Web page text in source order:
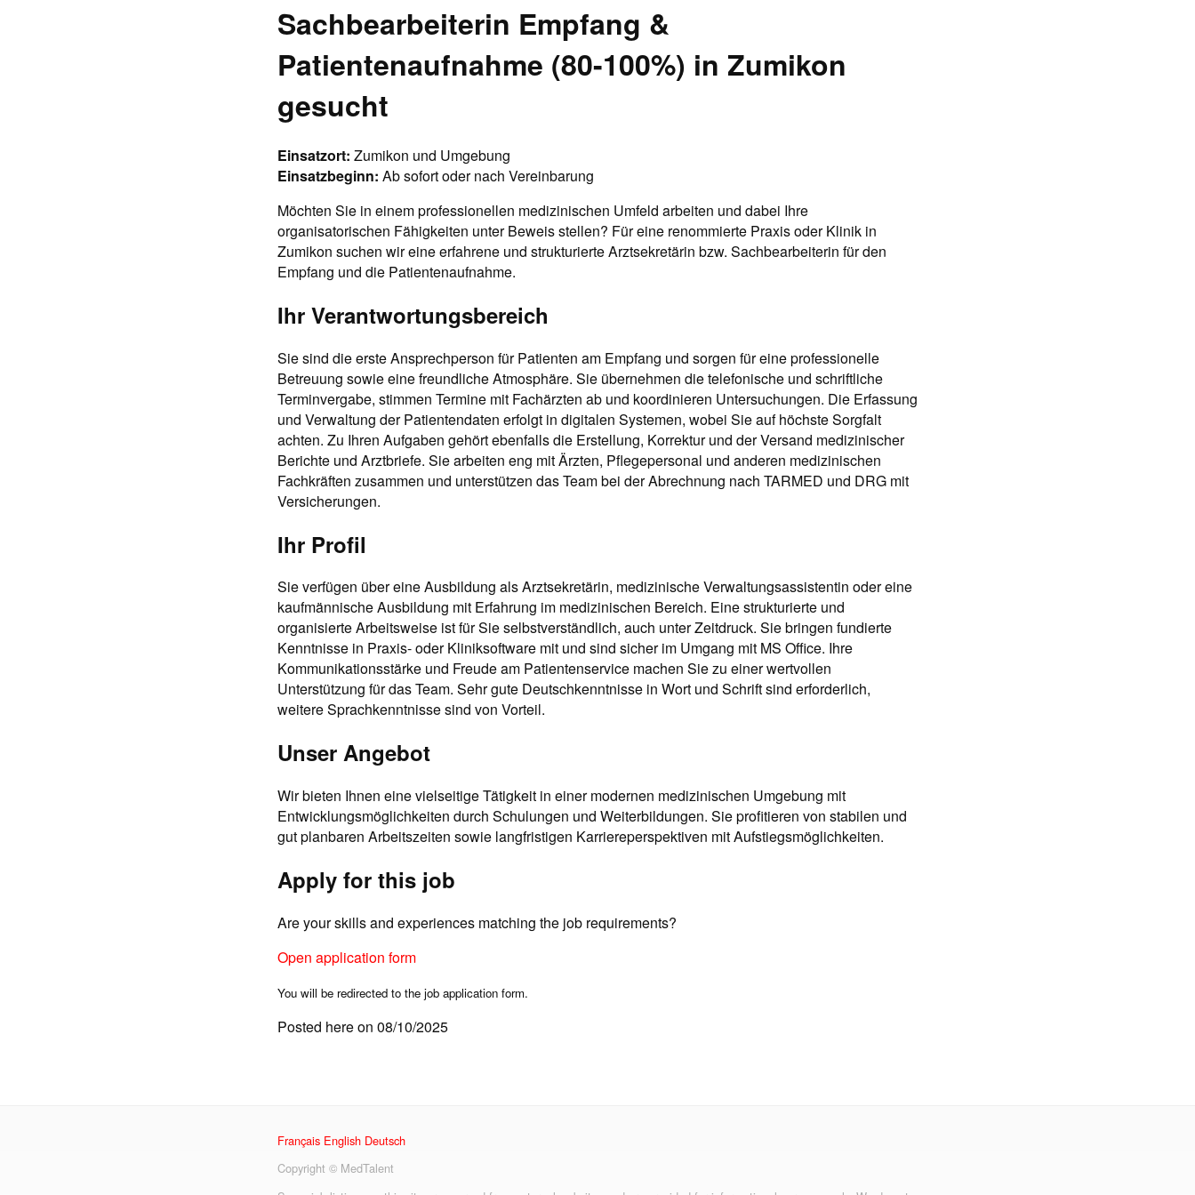
Sachbearbeiterin Empfang &
Patientenaufnahme (80-100%) in Zumikon
gesucht
Einsatzort: Zumikon und Umgebung
Einsatzbeginn: Ab sofort oder nach Vereinbarung
Möchten Sie in einem professionellen medizinischen Umfeld arbeiten und dabei Ihre
organisatorischen Fähigkeiten unter Beweis stellen? Für eine renommierte Praxis oder Klinik in
Zumikon suchen wir eine erfahrene und strukturierte Arztsekretärin bzw. Sachbearbeiterin für den
Empfang und die Patientenaufnahme.
Ihr Verantwortungsbereich
Sie sind die erste Ansprechperson für Patienten am Empfang und sorgen für eine professionelle
Betreuung sowie eine freundliche Atmosphäre. Sie übernehmen die telefonische und schriftliche
Terminvergabe, stimmen Termine mit Fachärzten ab und koordinieren Untersuchungen. Die Erfassung
und Verwaltung der Patientendaten erfolgt in digitalen Systemen, wobei Sie auf höchste Sorgfalt
achten. Zu Ihren Aufgaben gehört ebenfalls die Erstellung, Korrektur und der Versand medizinischer
Berichte und Arztbriefe. Sie arbeiten eng mit Ärzten, Pflegepersonal und anderen medizinischen
Fachkräften zusammen und unterstützen das Team bei der Abrechnung nach TARMED und DRG mit
Versicherungen.
Ihr Profil
Sie verfügen über eine Ausbildung als Arztsekretärin, medizinische Verwaltungsassistentin oder eine
kaufmännische Ausbildung mit Erfahrung im medizinischen Bereich. Eine strukturierte und
organisierte Arbeitsweise ist für Sie selbstverständlich, auch unter Zeitdruck. Sie bringen fundierte
Kenntnisse in Praxis- oder Kliniksoftware mit und sind sicher im Umgang mit MS Office. Ihre
Kommunikationsstärke und Freude am Patientenservice machen Sie zu einer wertvollen
Unterstützung für das Team. Sehr gute Deutschkenntnisse in Wort und Schrift sind erforderlich,
weitere Sprachkenntnisse sind von Vorteil.
Unser Angebot
Wir bieten Ihnen eine vielseitige Tätigkeit in einer modernen medizinischen Umgebung mit
Entwicklungsmöglichkeiten durch Schulungen und Weiterbildungen. Sie profitieren von stabilen und
gut planbaren Arbeitszeiten sowie langfristigen Karriereperspektiven mit Aufstiegsmöglichkeiten.
Apply for this job
Are your skills and experiences matching the job requirements?
Open application form
You will be redirected to the job application form.
Posted here on 08/10/2025
Français English Deutsch
Copyright © MedTalent